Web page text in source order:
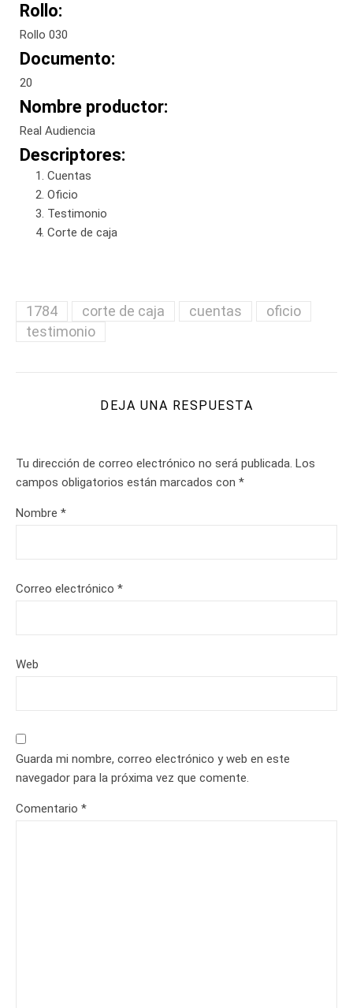
Rollo:
Rollo 030
Documento:
20
Nombre productor:
Real Audiencia
Descriptores:
Cuentas
Oficio
Testimonio
Corte de caja
1784 corte de caja cuentas
oficio
testimonio
DEJA UNA RESPUESTA
Tu dirección de correo electrónico no será publicada. Los
campos obligatorios están marcados con *
Nombre *
Correo electrónico *
Web
Guarda mi nombre, correo electrónico y web en este
navegador para la próxima vez que comente.
Comentario *